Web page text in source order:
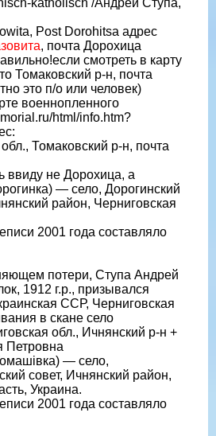
katholisch /Андрей Ступа,
Post Dorohitsa адрес
, почта Дорохица
смотреть в карту
Томаковский р-н, почта
это п/о или человек)
военнопленного
html/info.htm?
Томаковский р-н, почта
ввиду не Дорохица, а
— село, Дорогинский
район, Черниговская
2001 года составляло
потери, Ступа Андрей
1912 г.р., призывался
ССР, Черниговская
в скане село
обл., Ичнянский р-н +
Петровна
— село,
совет, Ичнянский район,
Украина.
2001 года составляло